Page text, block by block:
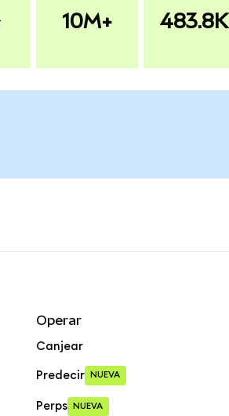
10M+ 483.8K
Operar
Canjear
Predecir NUEVA
Perps NUEVA